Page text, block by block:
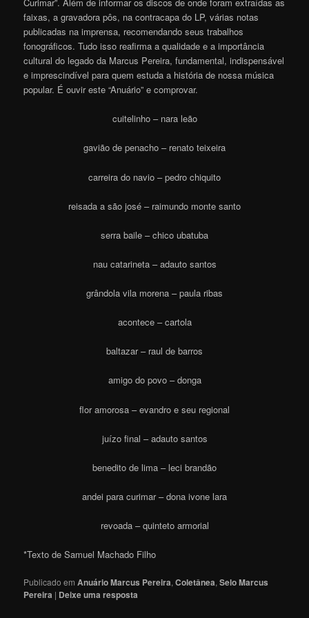
faixas, a gravadora pôs, na contracapa do LP, várias notas
publicadas na imprensa, recomendando seus trabalhos
fonográficos. Tudo isso reafirma a qualidade e a importância
cultural do legado da Marcus Pereira, fundamental, indispensável
e imprescindível para quem estuda a história de nossa música
popular. É ouvir este “Anuário” e comprovar.
cuitelinho – nara leão
gavião de penacho – renato teixeira
carreira do navio – pedro chiquito
reisada a são josé – raimundo monte santo
serra baile – chico ubatuba
nau catarineta – adauto santos
grândola vila morena – paula ribas
acontece – cartola
baltazar – raul de barros
amigo do povo – donga
flor amorosa – evandro e seu regional
juízo final – adauto santos
benedito de lima – leci brandão
andei para curimar – dona ivone lara
revoada – quinteto armorial
*Texto de Samuel Machado Filho
Publicado em Anuário Marcus Pereira,Coletânea,Selo Marcus
Pereira | Deixe uma resposta